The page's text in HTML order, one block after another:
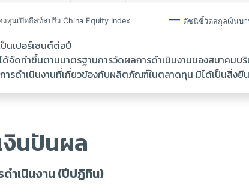
นเปอร์เซนต์ต่อปี
จัดทำขึ้นตามมาตรฐานการวัดผลการดำเนินงานของสมาคมบ
ารดำเนินงานที่เกี่ยวข้องกับผลิตภัณฑ์ในตลาดทุน มิได้เป็นสิ่งยื
งินปันผล
ดำเนินงาน (ปีปฏิทิน)